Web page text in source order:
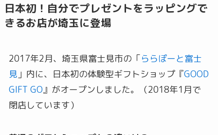
日本初！自分でプレゼントをラッピングで
きるお店が埼玉に登場
2017年2月、埼玉県富士見市の「ららぽーと富士
見 」内に、日本初の体験型ギフトショップ『GOOD
GIFT GO』がオープンしました。（2018年1月で
閉店しています）